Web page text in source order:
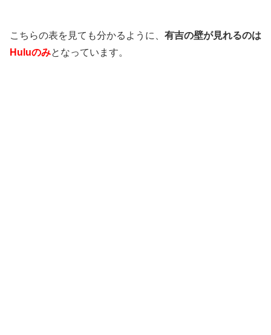
こちらの表を見ても分かるように、 有吉の壁が見れるのは
Huluのみとなっています。